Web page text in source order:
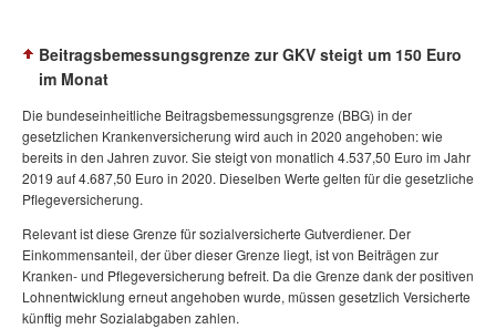
Beitragsbemessungsgrenze zur GKV steigt um 150 Euro
im Monat
Die bundeseinheitliche Beitragsbemessungsgrenze (BBG) in der
gesetzlichen Krankenversicherung wird auch in 2020 angehoben: wie
bereits in den Jahren zuvor. Sie steigt von monatlich 4.537,50 Euro im Jahr
2019 auf 4.687,50 Euro in 2020. Dieselben Werte gelten für die gesetzliche
Pflegeversicherung.
Relevant ist diese Grenze für sozialversicherte Gutverdiener. Der
Einkommensanteil, der über dieser Grenze liegt, ist von Beiträgen zur
Kranken- und Pflegeversicherung befreit. Da die Grenze dank der positiven
Lohnentwicklung erneut angehoben wurde, müssen gesetzlich Versicherte
künftig mehr Sozialabgaben zahlen.